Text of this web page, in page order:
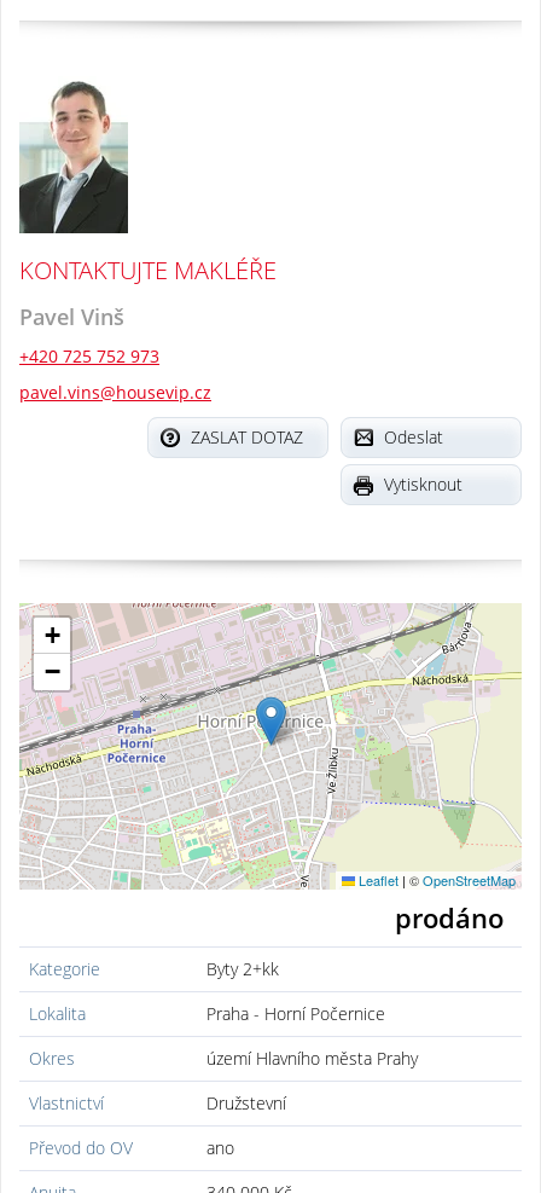
KONTAKTUJTE MAKLÉŘE
Pavel Vinš
+420 725 752 973
pavel.vins@housevip.cz
Odeslat
ZASLAT DOTAZ
Vytisknout
+
−
Leaflet | ©OpenStreetMap
prodáno
Kategorie
Byty 2+kk
Lokalita
Praha - Horní Počernice
Okres
území Hlavního města Prahy
Vlastnictví
Družstevní
Převod do OV
ano